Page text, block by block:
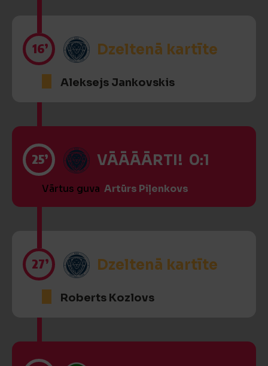
16’ Dzeltenā kartīte
Aleksejs Jankovskis
25’ VĀĀĀĀRTI! 0:1
Vārtus guva Artūrs Piļenkovs
27’ Dzeltenā kartīte
Roberts Kozlovs